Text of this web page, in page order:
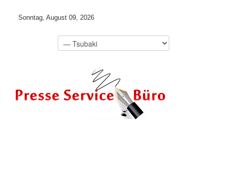
Sonntag, August 09, 2026